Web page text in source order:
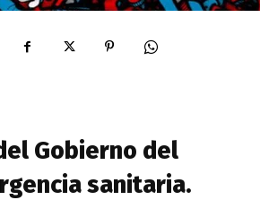
Gobierno del
sanitaria.